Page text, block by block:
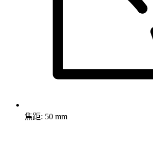
焦距: 50 mm